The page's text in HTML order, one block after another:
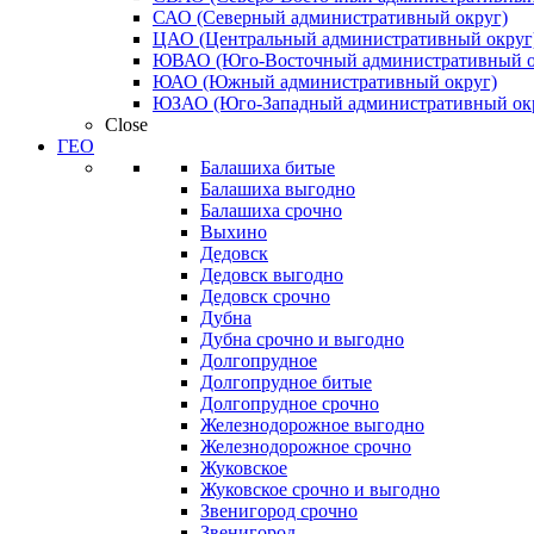
САО (Северный административный округ)
ЦАО (Центральный административный
ЮВАО (Юго-Восточный административный
ЮАО (Южный административный округ)
ЮЗАО (Юго-Западный административный
Close
ГЕО
Балашиха битые
Балашиха выгодно
Балашиха срочно
Выхино
Дедовск
Дедовск выгодно
Дедовск срочно
Дубна
Дубна срочно и выгодно
Долгопрудное
Долгопрудное битые
Долгопрудное срочно
Железнодорожное выгодно
Железнодорожное срочно
Жуковское
Жуковское срочно и выгодно
Звенигород срочно